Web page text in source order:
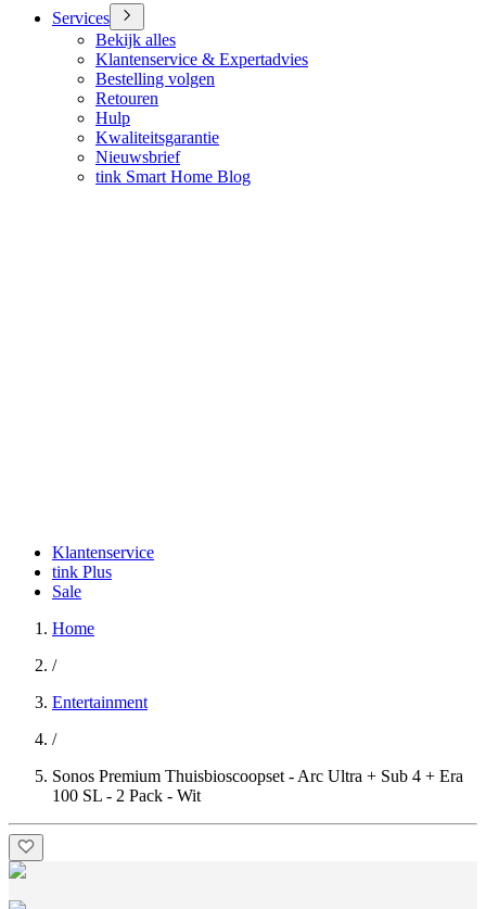
Services
Bekijk alles
Klantenservice & Expertadvies
Bestelling volgen
Retouren
Hulp
Kwaliteitsgarantie
Nieuwsbrief
tink Smart Home Blog
Klantenservice
tink Plus
Sale
Home
/
Entertainment
/
Sonos Premium Thuisbioscoopset - Arc Ultra + Sub 4 + Era
100 SL - 2 Pack - Wit